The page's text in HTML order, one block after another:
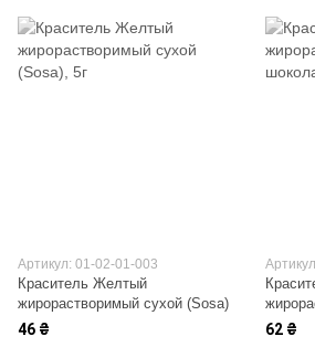
Артикул: 01-02-01-003
Краситель Желтый
жирорастворимый сухой (Sosa)
46 ₴ 62 ₴